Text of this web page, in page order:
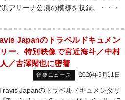
アリーナ公演の模様を収録。・・・
Japanのトラベルドキュメン
ー、特別映像で宮近海斗／中村
／吉澤閑也に密着
音楽ニュース 2026年5月11日
Japanのトラベルドキュメンタリ